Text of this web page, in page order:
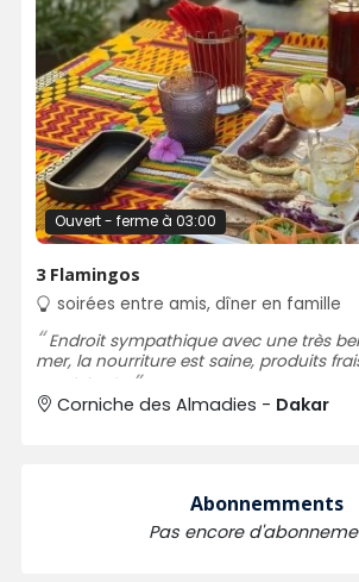
Ouvert - ferme à 03:00
3 Flamingos
soirées entre amis, dîner en famille
Endroit sympathique avec une très belle terrasse sur la
mer, la nourriture est saine, produits
qualité prix.
Corniche des Almadies - Dakar
Abonnemments
Pas encore